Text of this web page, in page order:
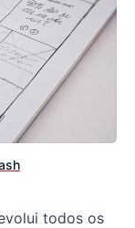
todos os